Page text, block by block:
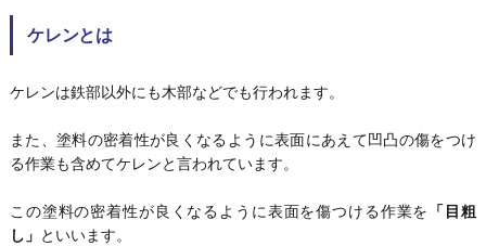
ケレンとは
ケレンは鉄部以外にも木部などでも行われます。
また、塗料の密着性が良くなるように表面にあえて凹凸の傷をつけ
る作業も含めてケレンと言われています。
この塗料の密着性が良くなるように表面を傷つける作業を
「目粗
し」 といいます。